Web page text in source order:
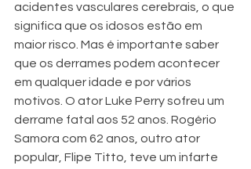
acidentes vasculares cerebrais, o que
significa que os idosos estão em
maior risco. Mas é importante saber
que os derrames podem acontecer
em qualquer idade e por vários
motivos. O ator Luke Perry sofreu um
derrame fatal aos 52 anos. Rogério
Samora com 62 anos, outro ator
popular, Flipe Titto, teve um infarte